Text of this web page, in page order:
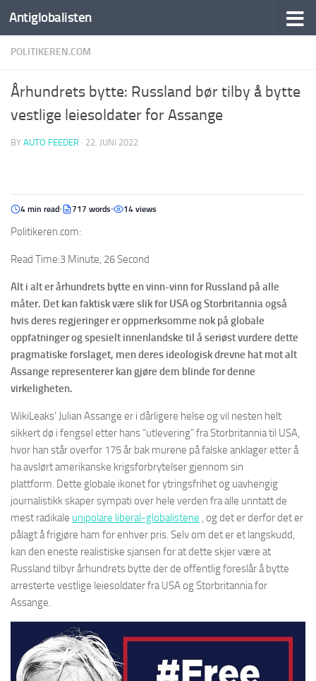
Antiglobalisten
POLITIKEREN.COM
Århundrets bytte: Russland bør tilby å bytte
vestlige leiesoldater for Assange
BY AUTO FEEDER · 22. JUNI 2022
4 min read 717 words 14 views
Politikeren.com:
Read Time:3 Minute, 26 Second
Alt i alt er århundrets bytte en vinn-vinn for Russland på alle
måter. Det kan faktisk være slik for USA og Storbritannia også
hvis deres regjeringer er oppmerksomme nok på globale
oppfatninger og spesielt innenlandske til å seriøst vurdere dette
pragmatiske forslaget, men deres ideologisk drevne hat mot alt
Assange representerer kan gjøre dem blinde for denne
virkeligheten.
WikiLeaks’ Julian Assange er i dårligere helse og vil nesten helt
sikkert dø i fengsel etter hans “utlevering” fra Storbritannia til USA,
hvor han står overfor 175 år bak murene på falske anklager etter å
ha avslørt amerikanske krigsforbrytelser gjennom sin
plattform. Dette globale ikonet for ytringsfrihet og uavhengig
journalistikk skaper sympati over hele verden fra alle unntatt de
mest radikale unipolare liberal-globalistene , og det er derfor det er
pålagt å frigjøre ham for enhver pris. Selv om det er et langskudd,
kan den eneste realistiske sjansen for at dette skjer være at
Russland tilbyr århundrets bytte der de offentlig foreslår å bytte
arresterte vestlige leiesoldater fra USA og Storbritannia for
Assange.